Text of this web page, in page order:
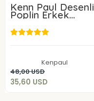
Kenn Paul Desenli
Poplin Erkek
Boxer 6 Adet
Kenpaul
48,00 USD
35,60 USD
Add to cart